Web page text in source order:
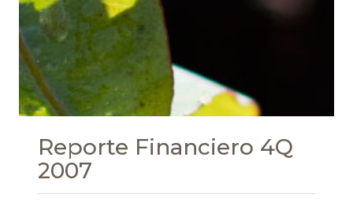
Reporte Financiero 4Q
2007